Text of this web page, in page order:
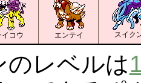
イコウ エンテイ スイク
のレベルは